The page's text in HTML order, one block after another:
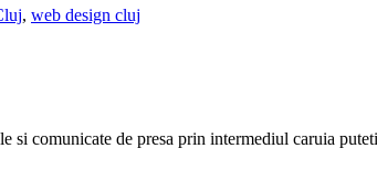
, web design cluj
comunicate de presa prin intermediul caruia